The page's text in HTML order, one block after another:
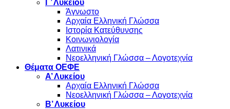
Γ’ Λυκείου
Άγνωστο
Αρχαία Ελληνική Γλώσσα
Ιστορία Κατεύθυνσης
Κοινωνιολογία
Λατινικά
Νεοελληνική Γλώσσα – Λογοτεχνία
Θέματα ΟΕΦΕ
Α’ Λυκείου
Αρχαία Ελληνική Γλώσσα
Νεοελληνική Γλώσσα – Λογοτεχνία
Β’ Λυκείου